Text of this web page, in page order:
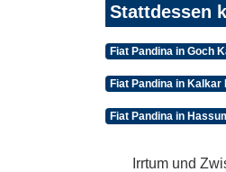
Stattdessen
Fiat Pandina in Goch
Fiat Pandina in Kalkar
Fiat Pandina in
Irrtum und